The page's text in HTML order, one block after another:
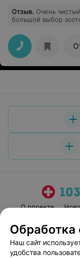
Отзыв. Очень
большой выбор
лицензию), цены
карту.
О проекте
Обработка
Наш сайт
удобства